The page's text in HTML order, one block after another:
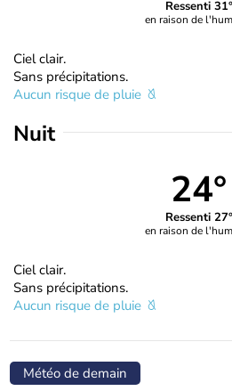
Ressenti 31°
en raison de
Ciel clair.
Sans précipitations.
Aucun risque de pluie
Nuit
24°
Ressenti 27°
en raison de
Ciel clair.
Sans précipitations.
Aucun risque de pluie
Météo de demain